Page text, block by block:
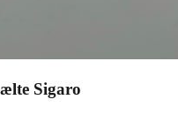
Sigaro